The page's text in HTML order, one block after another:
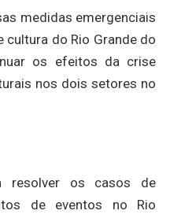
medidas emergenciais
do Rio Grande do
os efeitos da crise
nos dois setores no
resolver os casos de
de eventos no Rio